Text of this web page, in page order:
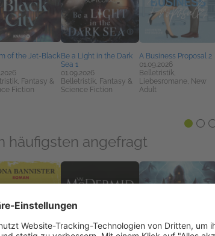
of the Jet-Black
Fantasy &
Fiction
Be a Light in the Dark
Sea 1
01.09.2026
Belletristik, Fantasy &
Science Fiction
A Business Proposal 2
01.09.2026
Belletristik,
Liebesromane, New
Adult
häufigsten angefragt